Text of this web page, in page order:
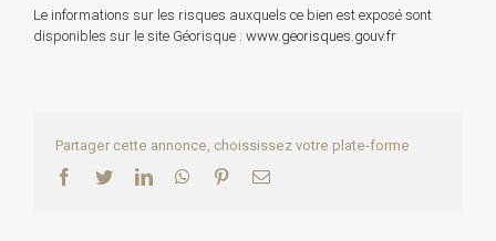
Le informations sur les risques auxquels ce bien est exposé sont
disponibles sur le site Géorisque : www.georisques.gouv.fr
Partager cette annonce, choississez votre plate-forme
Facebook
TwitterLinkedInWhatsApp
PinterestEmail